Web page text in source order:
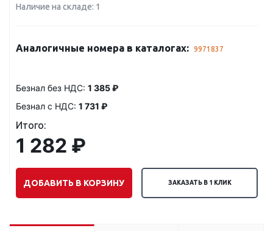
Наличие на складе: 1
Аналогичные номера в каталогах: 9971837
Безнал без НДС: 1 385 ₽
Безнал с НДС: 1 731 ₽
Итого:
1 282 ₽
ДОБАВИТЬ В КОРЗИНУ ЗАКАЗАТЬ В 1 КЛИК